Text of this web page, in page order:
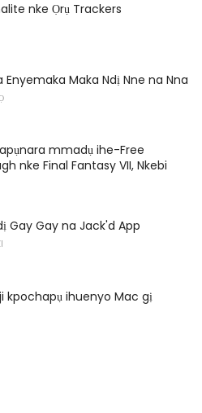
nke Ọrụ Trackers
Enyemaka Maka Ndị Nne na Nna
mmadụ ihe-Free
nke Final Fantasy VII, Nkebi
Gay Gay na Jack'd App
kpochapụ ihuenyo Mac gị